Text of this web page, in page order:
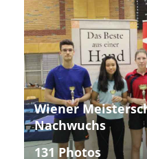
Wiener
Nachwuchs
131 Photos